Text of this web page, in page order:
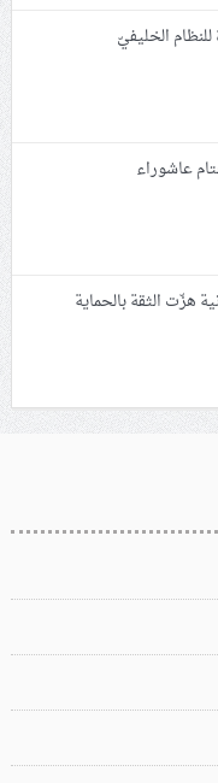
الخليفيّ
عاشوراء
هزّت الثقة بالحماية